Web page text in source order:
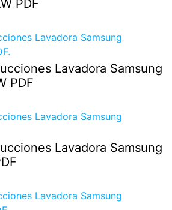
PDF
Lavadora Samsung
PDF
Lavadora Samsung